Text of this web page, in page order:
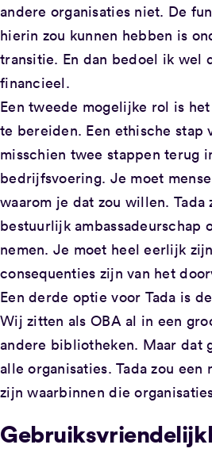
andere organisaties niet. De
hierin zou kunnen hebben is
transitie. En dan bedoel ik wel
financieel.
Een tweede mogelijke rol is
te bereiden. Een ethische stap
misschien twee stappen terug
bedrijfsvoering. Je moet
waarom je dat zou willen. Tada
bestuurlijk ambassadeurschap
nemen. Je moet heel eerlijk
consequenties zijn van het
Een derde optie voor Tada is
Wij zitten als OBA al in een
andere bibliotheken. Maar dat
alle organisaties. Tada zou een
zijn waarbinnen die